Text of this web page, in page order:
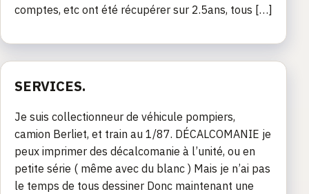
comptes, etc ont été récupérer sur 2.5ans, tous […]
SERVICES.
Je suis collectionneur de véhicule pompiers,
camion Berliet, et train au 1/87. DÉCALCOMANIE je
peux imprimer des décalcomanie à l’unité, ou en
petite série ( même avec du blanc ) Mais je n’ai pas
le temps de tous dessiner Donc maintenant une